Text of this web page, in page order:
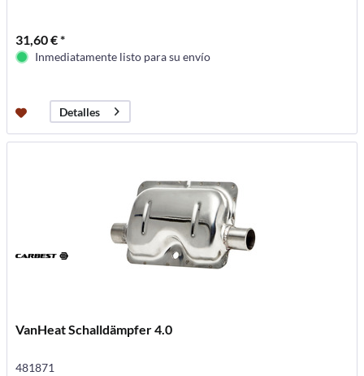
31,60 € *
Inmediatamente listo para su envío
Detalles
VanHeat Schalldämpfer 4.0
481871